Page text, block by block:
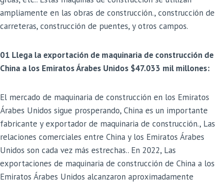
ampliamente en las obras de construcción., construcción de
carreteras, construcción de puentes, y otros campos.
01 Llega la exportación de maquinaria de construcción de
China a los Emiratos Árabes Unidos $47.033 mil millones:
El mercado de maquinaria de construcción en los Emiratos
Árabes Unidos sigue prosperando, China es un importante
fabricante y exportador de maquinaria de construcción., Las
relaciones comerciales entre China y los Emiratos Árabes
Unidos son cada vez más estrechas.. En 2022, Las
exportaciones de maquinaria de construcción de China a los
Emiratos Árabes Unidos alcanzaron aproximadamente